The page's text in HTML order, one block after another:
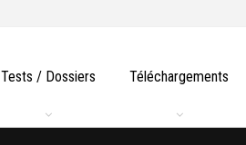
Tests / Dossiers Téléchargements